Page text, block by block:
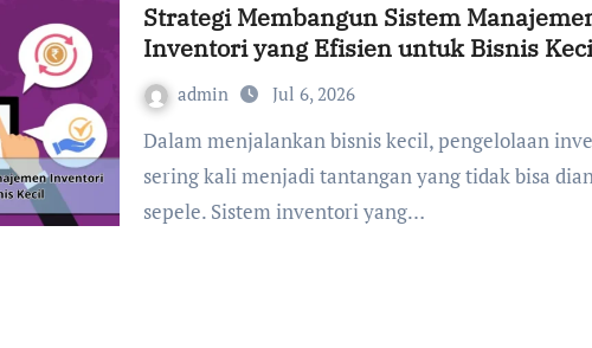
Strategi Membangun Sistem
Inventori yang Efisien untuk Bisnis
admin Jul 6, 2026
Dalam menjalankan bisnis kecil, pengelolaan inventori
sering kali menjadi tantangan yang tidak bisa
sepele. Sistem inventori yang…